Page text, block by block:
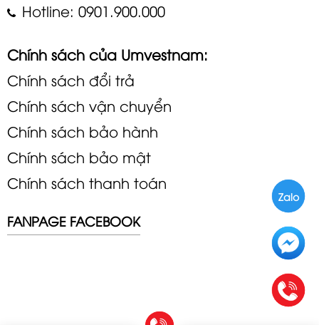
Hotline: 0901.900.000
Chính sách của Umvestnam:
Chính sách đổi trả
Chính sách vận chuyển
Chính sách bảo hành
Chính sách bảo mật
Chính sách thanh toán
FANPAGE FACEBOOK
Zalo